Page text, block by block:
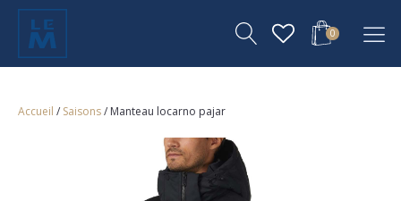
0
Accueil / Saisons/ Manteau locarno pajar